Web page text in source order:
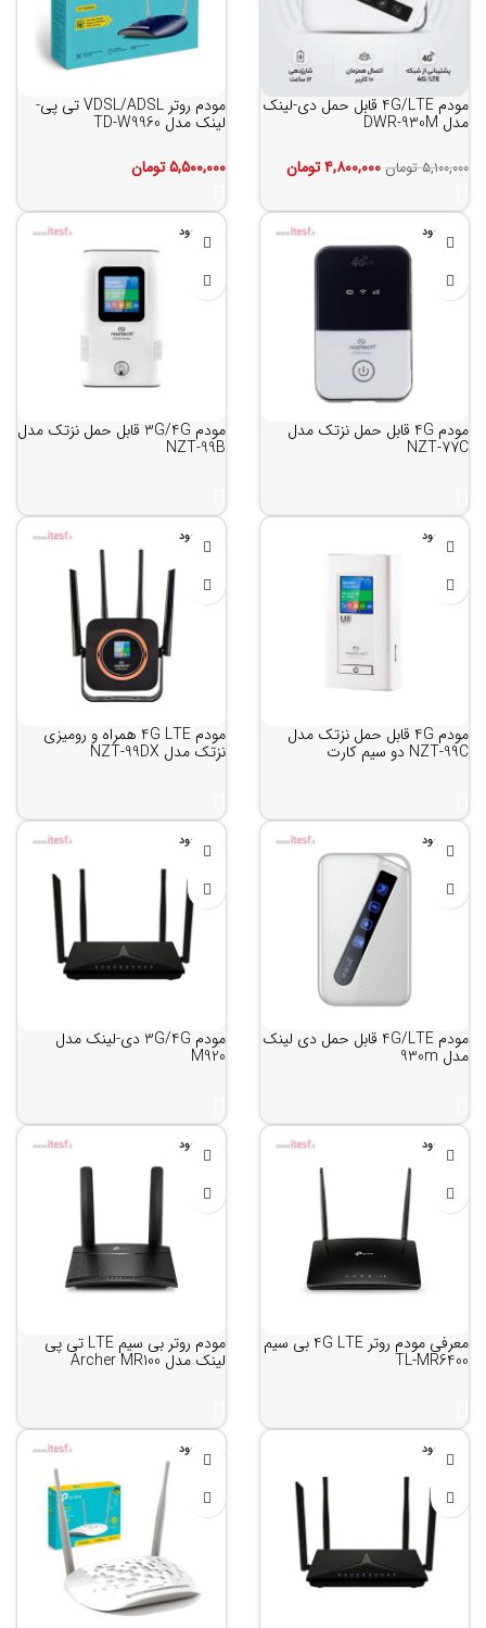
مودم 4G/LTE قابل حمل دی-لینک
مدل DWR-930M
۵,۱۰۰,۰۰۰ تومان ۴,۸۰۰,۰۰۰تومان
مودم روتر VDSL/ADSL تی پی-
لینک مدل TD-W9960
۵,۵۰۰,۰۰۰تومان
ناموجود
مودم 4G قابل حمل نزتک مدل
NZT-77C
ناموجود
مودم 3G/4G قابل حمل نزتک مدل
NZT-99B
ناموجود
مودم 4G قابل حمل نزتک مدل
NZT-99C دو سیم کارت
ناموجود
مودم 4G LTE همراه و رومیزی
نزتک مدل NZT-99DX
ناموجود
مودم 4G/LTE قابل حمل دی لینک
مدل 930m
ناموجود
مودم 3G/4G دی-لینک مدل
M920
ناموجود
معرفی مودم روتر 4G LTE بی سیم
TL-MR6400
ناموجود
مودم روتر بی سیم LTE تی پی
لینک مدل Archer MR100
ناموجود ناموجود